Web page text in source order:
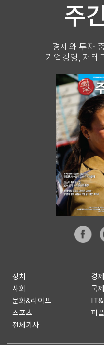
주
경제와 투자
기업경영, 재테
정치 경제
사회
국제
문화&라이프
스포츠
피플
전체기사